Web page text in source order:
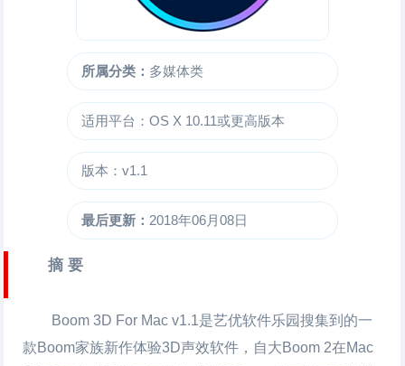
所属分类： 多媒体类
适用平台：OS X 10.11或更高版本
版本：v1.1
最后更新： 2018年06月08日
摘 要
Boom 3D For Mac v1.1是艺优软件乐园搜集到的一
款Boom家族新作体验3D声效软件，自大Boom 2在Mac